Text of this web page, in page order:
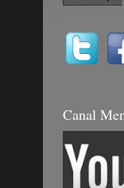
Canal